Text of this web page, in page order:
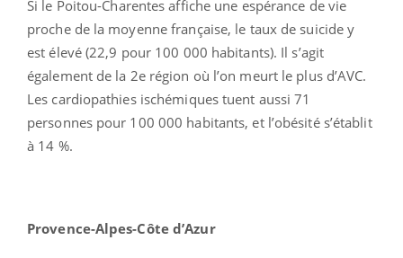
Si le Poitou-Charentes affiche une espérance de vie
proche de la moyenne française, le taux de suicide y
est élevé (22,9 pour 100 000 habitants). Il s’agit
également de la 2e région où l’on meurt le plus d’AVC.
Les cardiopathies ischémiques tuent aussi 71
personnes pour 100 000 habitants, et l’obésité s’établit
à 14 %.
Provence-Alpes-Côte d’Azur